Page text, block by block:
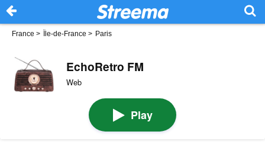
France > Île-de-France > Paris
EchoRetro FM
Web
Play